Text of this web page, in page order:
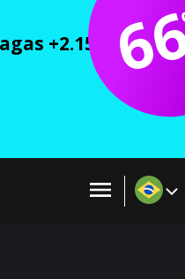
+2.150 cursos